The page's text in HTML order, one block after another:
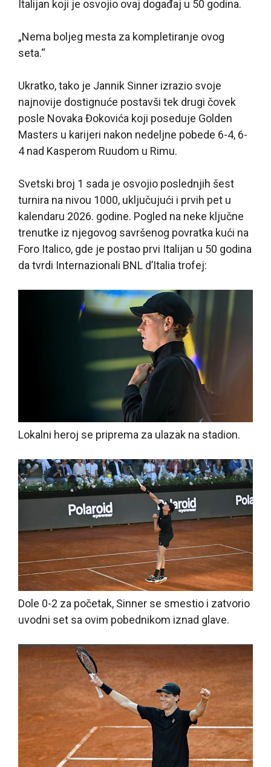
Italijan koji je osvojio ovaj događaj u 50 godina.
„Nema boljeg mesta za kompletiranje ovog
seta.“
Ukratko, tako je Jannik Sinner izrazio svoje
najnovije dostignuće postavši tek drugi čovek
posle Novaka Đokovića koji poseduje Golden
Masters u karijeri nakon nedeljne pobede 6-4, 6-
4 nad Kasperom Ruudom u Rimu.
Svetski broj 1 sada je osvojio poslednjih šest
turnira na nivou 1000, uključujući i prvih pet u
kalendaru 2026. godine. Pogled na neke ključne
trenutke iz njegovog savršenog povratka kući na
Foro Italico, gde je postao prvi Italijan u 50 godina
da tvrdi Internazionali BNL d’Italia trofej:
Lokalni heroj se priprema za ulazak na stadion.
Dole 0-2 za početak, Sinner se smestio i zatvorio
uvodni set sa ovim pobednikom iznad glave.